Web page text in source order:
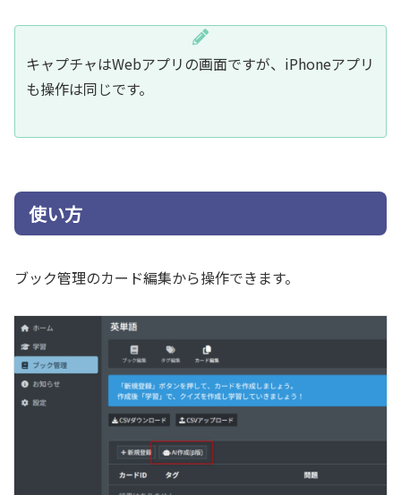
キャプチャはWebアプリの画面ですが、iPhoneアプリ
も操作は同じです。
使い方
ブック管理のカード編集から操作できます。